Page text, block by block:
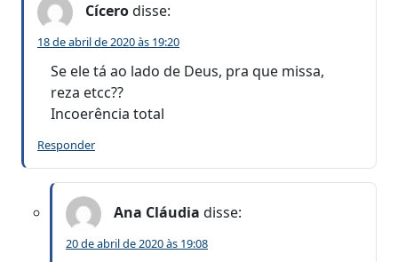
Cícerodisse:
18 de abril de 2020 às 19:20
Se ele tá ao lado de Deus, pra que missa,
reza etcc??
Incoerência total
Responder
Ana Cláudia disse:
20 de abril de 2020 às 19:08